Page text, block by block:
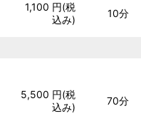
1,100 円(税
込み)
10分
5,500 円(税
込み)
70分